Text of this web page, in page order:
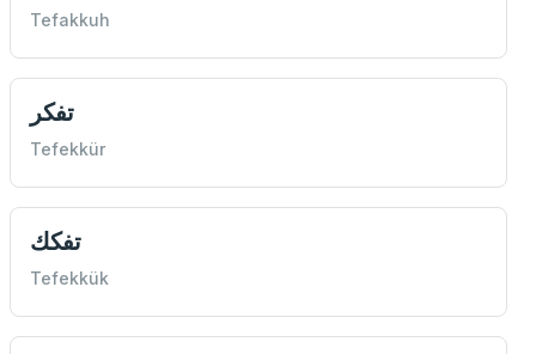
Tefakkuh
تفكر
Tefekkür
تفكك
Tefekkük